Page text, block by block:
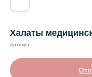
Халаты
Артикул: